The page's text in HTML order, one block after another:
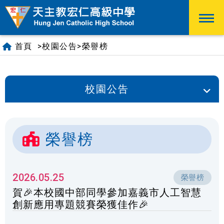
首頁 >校園公告>榮譽榜
校園公告
榮譽榜
2026.05.25 榮譽榜
賀🎉本校國中部同學參加嘉義市人工智慧
創新應用專題競賽榮獲佳作🎉